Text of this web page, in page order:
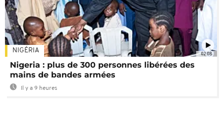
02:08
NIGÉRIA
Nigeria : plus de 300 personnes libérées des
mains de bandes armées
Il y a 9 heures